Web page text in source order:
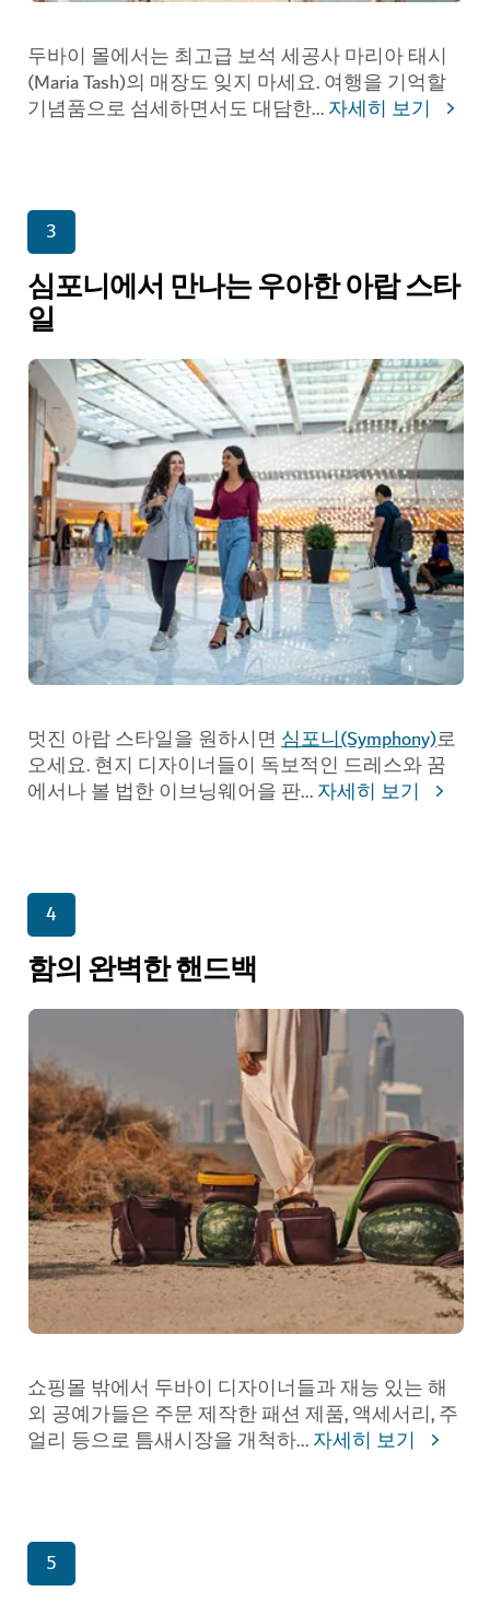
두바이 몰에서는 최고급 보석 세공사 마리아 태시
(Maria Tash)의 매장도 잊지 마세요. 여행을 기억할
기념품으로 섬세하면서도 대담한...자세히 보기
3
심포니에서 만나는 우아한 아랍 스타
일
멋진 아랍 스타일을 원하시면 심포니(Symphony)로
오세요. 현지 디자이너들이 독보적인 드레스와 꿈
에서나 볼 법한 이브닝웨어을 판...자세히 보기
4
함의 완벽한 핸드백
쇼핑몰 밖에서 두바이 디자이너들과 재능 있는 해
외 공예가들은 주문 제작한 패션 제품, 액세서리, 주
얼리 등으로 틈새시장을 개척하...자세히 보기
5